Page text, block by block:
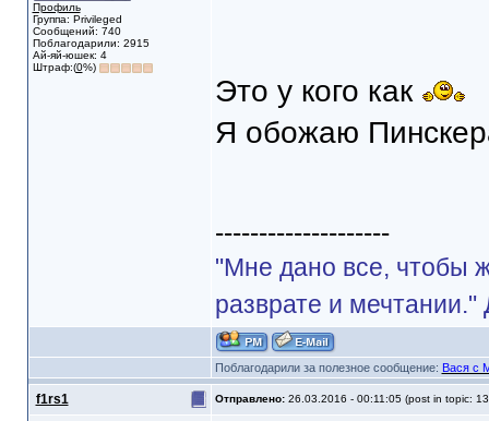
Профиль
Группа: Privileged
Сообщений: 740
Поблагодарили: 2915
Ай-яй-юшек: 4
Штраф:(0%)
Это у кого как
Я обожаю
--------------------
"Мне дано все, чтобы
разврате и
Поблагодарили за полезное сообщение: Вася с
f1rs1 Отправлено: 26.03.2016 - 00:11:05 (post in topic: